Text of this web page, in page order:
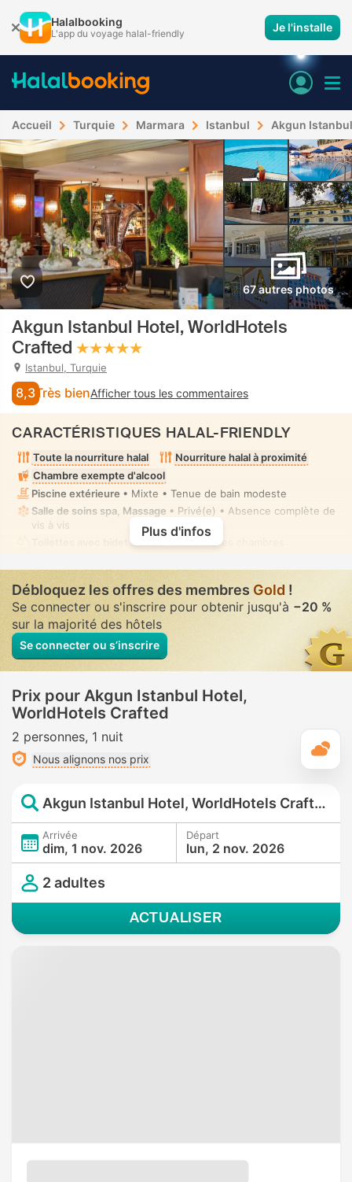
Halalbooking
L'app du voyage halal-friendly Je l'installe
Accueil Turquie Marmara Istanbul Akgun
67 autres photos
Akgun Istanbul Hotel, WorldHotels
Crafted
Istanbul, Turquie
8,3 Très bienAfficher tous les commentaires
CARACTÉRISTIQUES HALAL-FRIENDLY
Toute la nourriture halal
Nourriture halal à proximité
Chambre exempte d'alcool
Piscine extérieure • Mixte • Tenue de bain modeste
Salle de soins spa, Massage • Privé(e) • Absence complète de
vis à vis
Toilettes avec bidet à buse
• Dans toutes chambres
Plus d'infos
Débloquez les offres des membres Gold !
Se connecter ou s'inscrire pour obtenir jusqu'à −20 %
sur la majorité des hôtels
Se connecter ou s’inscrire
Prix pour Akgun Istanbul Hotel,
WorldHotels Crafted
2 personnes 1 nuit
Nous alignons nos prix
Akgun Istanbul Hotel, WorldHotels Crafted
Arrivée
dim, 1 nov. 2026
Départ
lun, 2 nov. 2026
2 adultes
ACTUALISER